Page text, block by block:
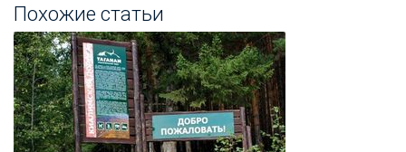
Похожие статьи